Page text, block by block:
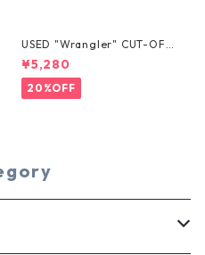
USED "Wrangler" CUT-OFF
DENIM SHORTS
¥5,280
20%OFF